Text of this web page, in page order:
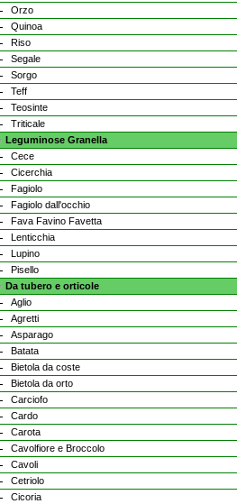
Orzo
Quinoa
Riso
Segale
Sorgo
Teff
Teosinte
Triticale
Leguminose Granella
Cece
Cicerchia
Fagiolo
Fagiolo dall'occhio
Fava Favino Favetta
Lenticchia
Lupino
Pisello
Da tubero e orticole
Aglio
Agretti
Asparago
Batata
Bietola da coste
Bietola da orto
Carciofo
Cardo
Carota
Cavolfiore e Broccolo
Cavoli
Cetriolo
Cicoria